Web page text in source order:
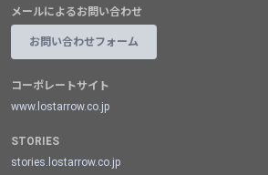
メールによるお問い合わせ
お問い合わせフォーム
コーポレートサイト
www.lostarrow.co.jp
STORIES
stories.lostarrow.co.jp